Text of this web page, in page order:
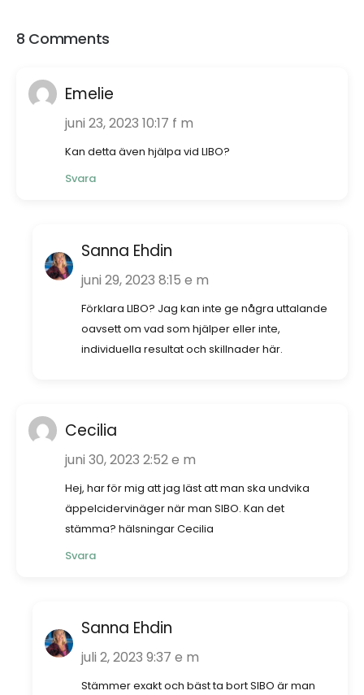
8 Comments
Emelie
juni 23, 2023 10:17 f m
Kan detta även hjälpa vid LIBO?
Svara
Sanna Ehdin
juni 29, 2023 8:15 e m
Förklara LIBO? Jag kan inte ge några uttalande
oavsett om vad som hjälper eller inte,
individuella resultat och skillnader här.
Cecilia
juni 30, 2023 2:52 e m
Hej, har för mig att jag läst att man ska undvika
äppelcidervinäger när man SIBO. Kan det
stämma? hälsningar Cecilia
Svara
Sanna Ehdin
juli 2, 2023 9:37 e m
Stämmer exakt och bäst ta bort SIBO är man